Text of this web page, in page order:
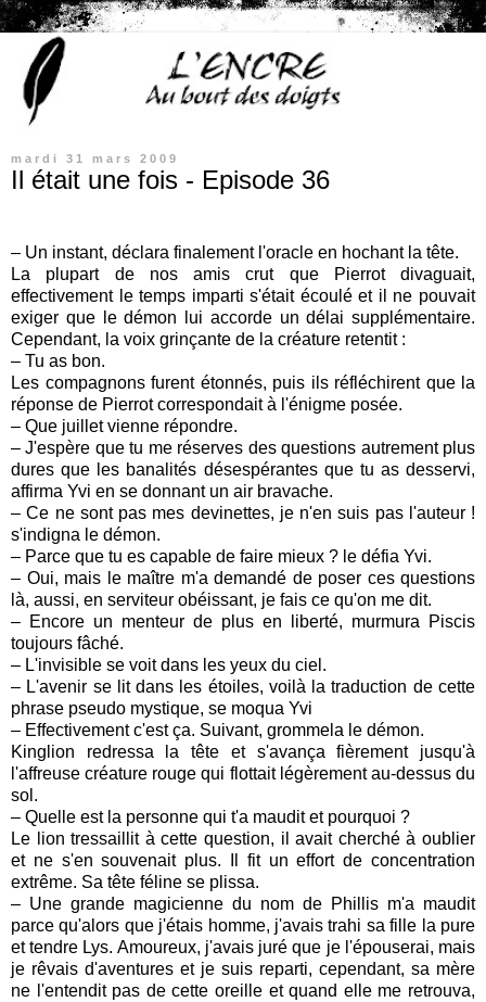
mardi 31 mars 2009
Il était une fois - Episode 36
– Un instant, déclara finalement l'oracle en hochant la tête.
La plupart de nos amis crut que Pierrot divaguait,
effectivement le temps imparti s'était écoulé et il ne pouvait
exiger que le démon lui accorde un délai supplémentaire.
Cependant, la voix grinçante de la créature retentit :
– Tu as bon.
Les compagnons furent étonnés, puis ils réfléchirent que la
réponse de Pierrot correspondait à l'énigme posée.
– Que juillet vienne répondre.
– J'espère que tu me réserves des questions autrement plus
dures que les banalités désespérantes que tu as desservi,
affirma Yvi en se donnant un air bravache.
– Ce ne sont pas mes devinettes, je n'en suis pas l'auteur !
s'indigna le démon.
– Parce que tu es capable de faire mieux ? le défia Yvi.
– Oui, mais le maître m'a demandé de poser ces questions
là, aussi, en serviteur obéissant, je fais ce qu'on me dit.
– Encore un menteur de plus en liberté, murmura Piscis
toujours fâché.
– L'invisible se voit dans les yeux du ciel.
– L'avenir se lit dans les étoiles, voilà la traduction de cette
phrase pseudo mystique, se moqua Yvi
– Effectivement c'est ça. Suivant, grommela le démon.
Kinglion redressa la tête et s'avança fièrement jusqu'à
l'affreuse créature rouge qui flottait légèrement au-dessus du
sol.
– Quelle est la personne qui t'a maudit et pourquoi ?
Le lion tressaillit à cette question, il avait cherché à oublier
et ne s'en souvenait plus. Il fit un effort de concentration
extrême. Sa tête féline se plissa.
– Une grande magicienne du nom de Phillis m'a maudit
parce qu'alors que j'étais homme, j'avais trahi sa fille la pure
et tendre Lys. Amoureux, j'avais juré que je l'épouserai, mais
je rêvais d'aventures et je suis reparti, cependant, sa mère
ne l'entendit pas de cette oreille et quand elle me retrouva,